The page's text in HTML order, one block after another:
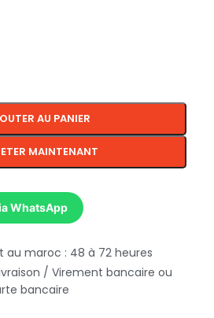
AU PANIER
MAINTENANT
WhatsApp
au maroc : 48 à 72 heures
/ Virement bancaire ou
bancaire